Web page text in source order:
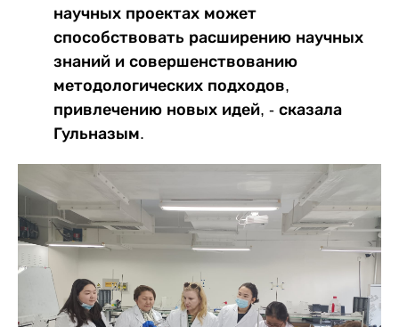
научных проектах может
способствовать расширению научных
знаний и совершенствованию
методологических подходов,
привлечению новых идей, - сказала
Гульназым.